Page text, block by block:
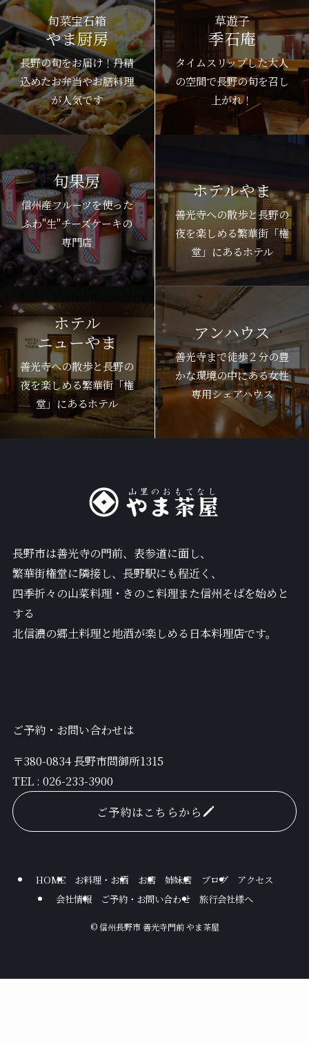
旬菜宝石箱
やま厨房
長野の旬をお届け！丹精
込めたお弁当やお膳料理
が人気です
草遊子
季石庵
タイムスリップした大人
の空間で長野の旬を召し
上がれ！
旬果房
信州産フルーツを使った
ふわ"生"チーズケーキの
専門店
ホテルやま
善光寺への散歩と長野の
夜を楽しめる繁華街「権
堂」にあるホテル
ホテル
ニューやま
善光寺への散歩と長野の
夜を楽しめる繁華街「権
堂」にあるホテル
アンハウス
善光寺まで徒歩２分の豊
かな環境の中にある女性
専用シェアハウス
長野市は善光寺の門前、表参道に面し、
繁華街権堂に隣接し、長野駅にも程近く、
四季折々の山菜料理・きのこ料理また信州そばを始めと
する
北信濃の郷土料理と地酒が楽しめる日本料理店です。
ご予約・お問い合わせは
〒380-0834 長野市問御所1315
TEL : 026-233-3900
ご予約はこちらから
HOME お料理・お酒 お店 姉妹店 ブログ
アクセス
会社情報
ご予約・お問い合わせ 旅行会社様へ
©信州長野市 善光寺門前 やま茶屋